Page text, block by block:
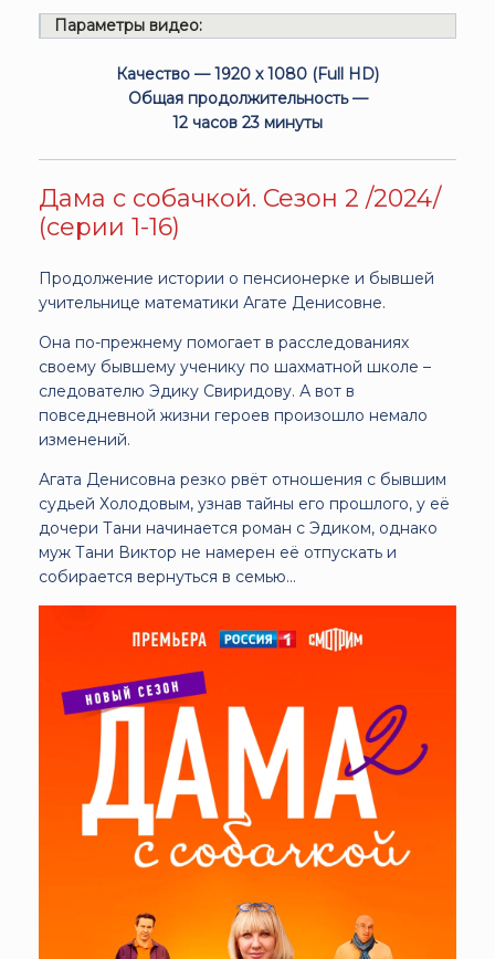
Параметры видео:
Качество — 1920 x 1080 (Full HD)
Общая продолжительность —
12 часов 23 минуты
Дама с собачкой. Сезон 2 /2024/
(серии 1-16)
Продолжение истории о пенсионерке и бывшей
учительнице математики Агате Денисовне.
Она по-прежнему помогает в расследованиях
своему бывшему ученику по шахматной школе –
следователю Эдику Свиридову. А вот в
повседневной жизни героев произошло немало
изменений.
Агата Денисовна резко рвёт отношения с бывшим
судьей Холодовым, узнав тайны его прошлого, у её
дочери Тани начинается роман с Эдиком, однако
муж Тани Виктор не намерен её отпускать и
собирается вернуться в семью…